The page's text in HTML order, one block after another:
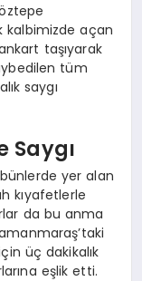
kalbimizde açan
taşıyarak
tüm
saygı
Saygı
yer alan
kıyafetlerle
da bu anma
üç dakikalık
eşlik etti.